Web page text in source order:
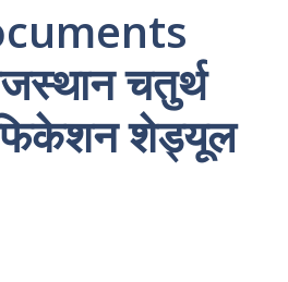
चतुर्थ
शेड्यूल